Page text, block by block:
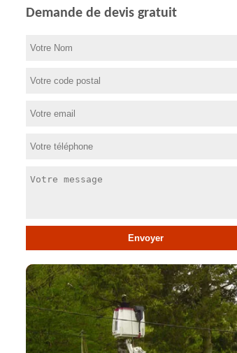
Demande de devis gratuit